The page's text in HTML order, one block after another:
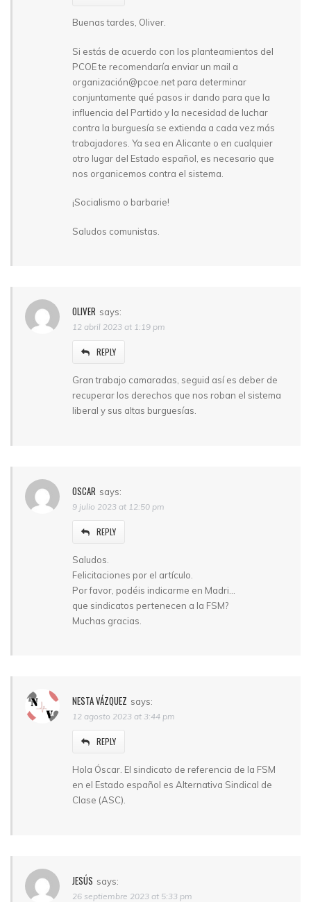
Buenas tardes, Oliver.
Si estás de acuerdo con los planteamientos del
PCOE te recomendaría enviar un mail a
organización@pcoe.net para determinar
conjuntamente qué pasos ir dando para que la
influencia del Partido y la necesidad de luchar
contra la burguesía se extienda a cada vez más
trabajadores. Ya sea en Alicante o en cualquier
otro lugar del Estado español, es necesario que
nos organicemos contra el sistema.
¡Socialismo o barbarie!
Saludos comunistas.
OLIVER says:
12 abril 2023 at 1:19 pm
REPLY
Gran trabajo camaradas, seguid así es deber de
recuperar los derechos que nos roban el sistema
liberal y sus altas burguesías.
OSCAR says:
9 julio 2023 at 12:50 pm
REPLY
Saludos.
Felicitaciones por el artículo.
Por favor, podéis indicarme en Madri…
que sindicatos pertenecen a la FSM?
Muchas gracias.
NESTA VÁZQUEZ says:
12 agosto 2023 at 3:44 pm
REPLY
Hola Óscar. El sindicato de referencia de la FSM
en el Estado español es Alternativa Sindical de
Clase (ASC).
JESÚS says:
26 septiembre 2023 at 5:33 pm